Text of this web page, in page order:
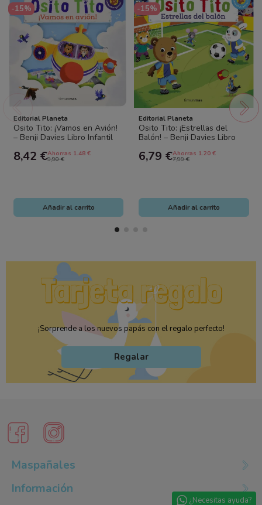
-15%
Editorial Planeta
Osito Tito: ¡Vamos en Avión!
– Benji Davies Libro Infantil
8,42 €Ahorras 1.48 €
9,90 €
Añadir al carrito
-15%
Editorial Planeta
Osito Tito: ¡Estrellas del
Balón! – Benji Davies Libro
Solapas
6,79 €Ahorras 1.20 €
7,99 €
Añadir al carrito
¡Sorprende a los nuevos papás con el regalo perfecto!
Regalar
Maspañales
Información
¿Necesitas ayuda?